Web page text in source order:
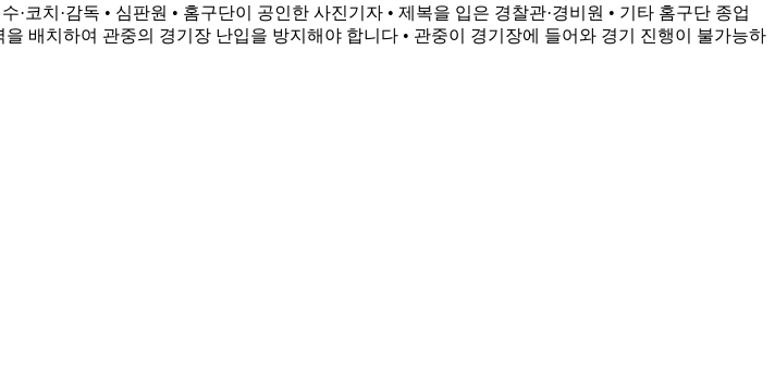
·코치·감독 • 심판원 • 홈구단이 공인한 사진기자 • 제복을 입은 경찰관·경비원 • 기타 홈구단 종업
을 배치하여 관중의 경기장 난입을 방지해야 합니다 • 관중이 경기장에 들어와 경기 진행이 불가능하